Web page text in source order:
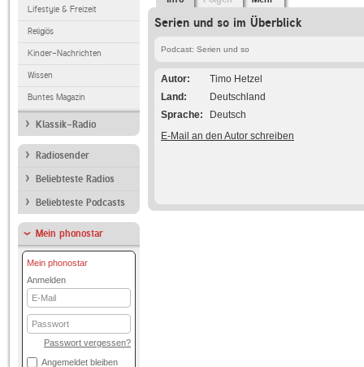
Lifestyle & Freizeit
Religiös
Kinder-Nachrichten
Wissen
Buntes Magazin
Klassik-Radio
Radiosender
Beliebteste Radios
Beliebteste Podcasts
Mein phonostar
Mein phonostar
Anmelden
E-
Mail
Passwort
Passwort vergessen?
Angemeldet bleiben
Serien und so im Überblick
Podcast: Serien und so
Autor
Timo Hetzel
Land
Deutschland
Sprache
Deutsch
E-Mail an den Autor schreiben